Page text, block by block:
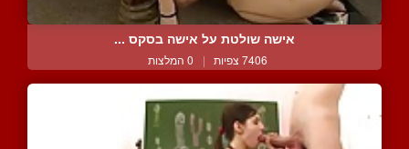
אישה שולטת על אישה בסקס ...
7406 צפיות | 0 המלצות